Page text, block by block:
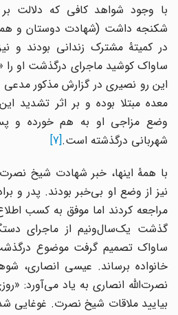
با وجود شواهد کافی که دلالت بر
شکنجه داشت (شهادت دوستان و
در کمیتهٔ مشترک زندانی بودند و نیز
ساواک کوشید ماجرای درگذشت او را
این رو نصیری در گزارش مذکور مدعی
معده مبتلا بوده و بر اثر تشدید
وضع مزاجی او به هم خورده و پس
شهربانی درگذشته است.[7]
با همهٔ اینها، خبر شهادت شیخ نصرت
نیز از وضع او بی‌خبر بودند. پدر و
مراجعه کردند اما موفق به کسب اطلاع
ساواک تصمیم گرفت موضوع
خانواده برساند. عیسی انصاری،
نصرت‌الله انصاری به یاد می‌آورد:
بیایید ملاقات شیخ نصرت. غوغایی